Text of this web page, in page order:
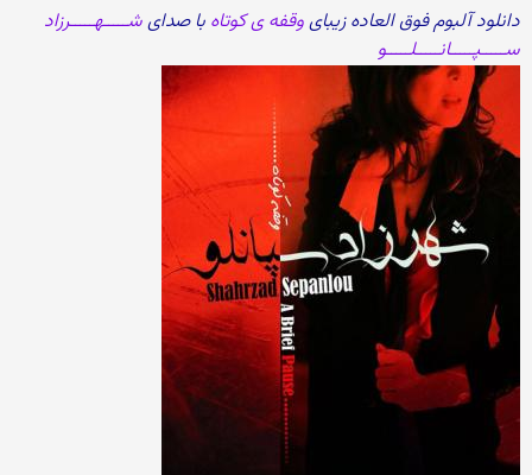
دانلود آلبوم فوق العاده زیبایوقفه ی کوتاه با صدایشـــــهـــــرزاد
ســـــپـــــانـــــلـــــو